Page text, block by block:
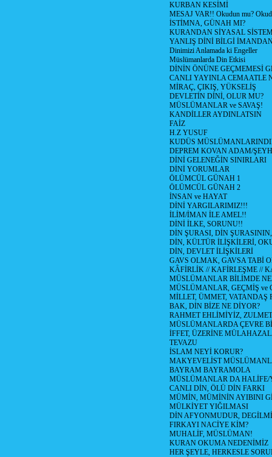
KURBAN KESİMİ
MESAJ VAR!! Okudun mu?
İSTİMNA, GÜNAH MI?
KURANDAN SİYASAL
YANLIŞ DİNİ BİLGİ
Dinimizi Anlamada ki Engeller
Müslümanlarda Din Etkisi
DİNİN ÖNÜNE GEÇMEMESİ
CANLI YAYINLA CEMAATLE
MİRAÇ, ÇIKIŞ, YÜKSELİŞ
DEVLETİN DİNİ, OLUR MU?
MÜSLÜMANLAR ve SAVAŞ!
KANDİLLER AYDINLATSIN
FAİZ
H.Z YUSUF
KUDÜS
DEPREM KOVAN ADAM/ŞEYH
DİNİ GELENEĞİN SINIRLARI
DİNİ YORUMLAR
ÖLÜMCÜL GÜNAH 1
ÖLÜMCÜL GÜNAH 2
İNSAN ve HAYAT
DİNİ YARGILARIMIZ!!!
İLİM/İMAN İLE AMEL!!
DİNİ İLKE, SORUNU!!
DİN ŞURASI, DİN
DİN, KÜLTÜR İLİŞKİLERİ,
DİN, DEVLET İLİŞKİLERİ
GAVS OLMAK, GAVSA TABİ
KÂFİRLİK // KAFİRLEŞME //
MÜSLÜMANLAR BİLİMDE
MÜSLÜMANLAR, GEÇMİŞ ve
MİLLET, ÜMMET, VATANDAŞ
BAK, DİN BİZE NE DİYOR?
RAHMET EHLİMİYİZ,
MÜSLÜMANLARDA ÇEVRE
İFFET, ÜZERİNE
TEVAZU
İSLAM NEYİ KORUR?
MAKYEVELİST
BAYRAM BAYRAMOLA
MÜSLÜMANLAR DA HALİFE/
CANLI DİN, ÖLÜ DİN FARKI
MÜMİN, MÜMİNİN AYIBINI
MÜLKİYET YIĞILMASI
DİN AFYONMUDUR,
FIRKAYI NACİYE KİM?
MUHALİF, MÜSLÜMAN!
KURAN OKUMA NEDENİMİZ
HER ŞEYLE, HERKESLE